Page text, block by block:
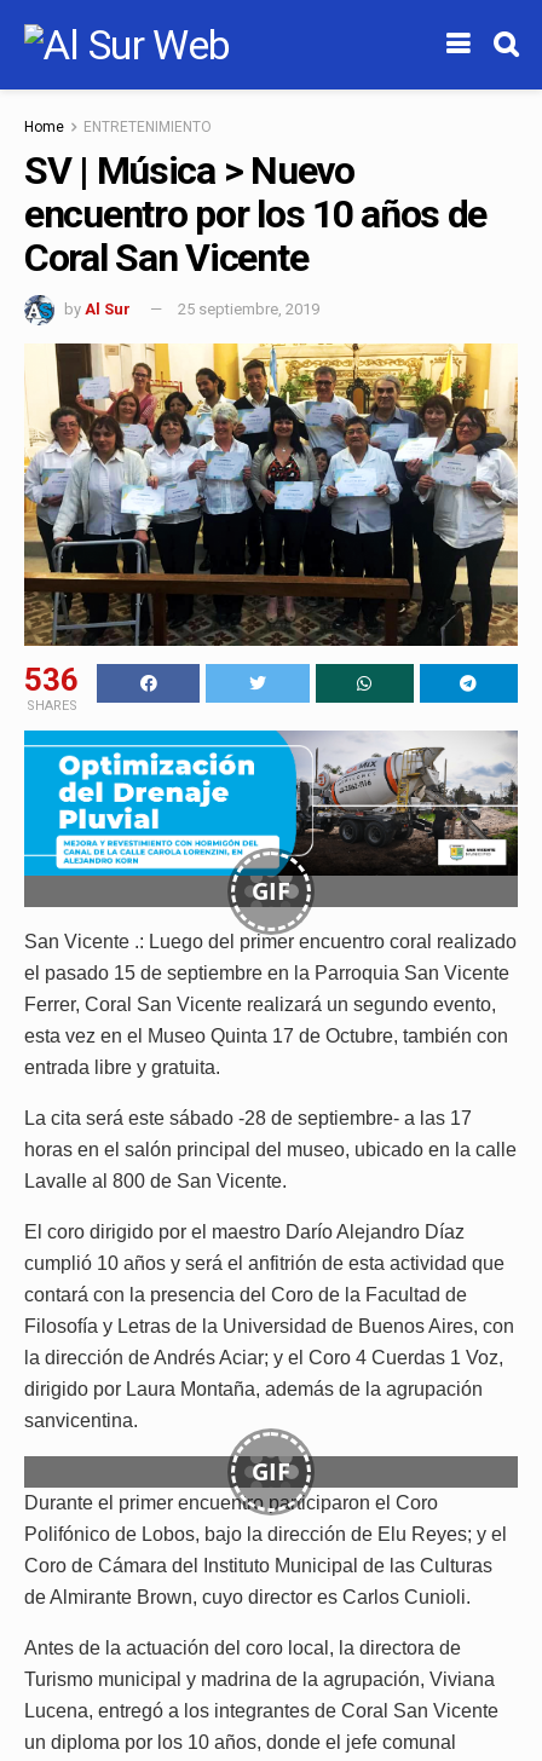
Home ENTRETENIMIENTO
SV | Música > Nuevo
encuentro por los 10 años de
Coral San Vicente
by Al Sur 25 septiembre, 2019
536
SHARES
GIF
San Vicente .: Luego del primer encuentro coral realizado
el pasado 15 de septiembre en la Parroquia San Vicente
Ferrer, Coral San Vicente realizará un segundo evento,
esta vez en el Museo Quinta 17 de Octubre, también con
entrada libre y gratuita.
La cita será este sábado -28 de septiembre- a las 17
horas en el salón principal del museo, ubicado en la calle
Lavalle al 800 de San Vicente.
El coro dirigido por el maestro Darío Alejandro Díaz
cumplió 10 años y será el anfitrión de esta actividad que
contará con la presencia del Coro de la Facultad de
Filosofía y Letras de la Universidad de Buenos Aires, con
la dirección de Andrés Aciar; y el Coro 4 Cuerdas 1 Voz,
dirigido por Laura Montaña, además de la agrupación
sanvicentina.
GIF
Durante el primer encuentro participaron el Coro
Polifónico de Lobos, bajo la dirección de Elu Reyes; y el
Coro de Cámara del Instituto Municipal de las Culturas
de Almirante Brown, cuyo director es Carlos Cunioli.
Antes de la actuación del coro local, la directora de
Turismo municipal y madrina de la agrupación, Viviana
Lucena, entregó a los integrantes de Coral San Vicente
un diploma por los 10 años, donde el jefe comunal